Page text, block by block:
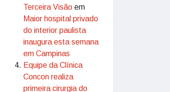
Terceira Visão em
Maior hospital privado
do interior paulista
inaugura esta semana
em Campinas
Equipe da Clínica
Concon realiza
primeira cirurgia do